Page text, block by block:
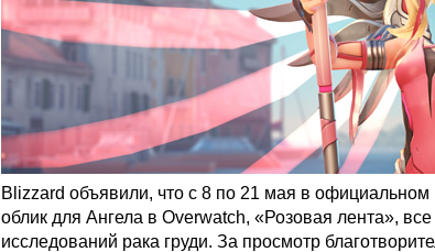
Blizzard объявили, что с 8 по 21 мая в официальном
облик для Ангела в Overwatch, «Розовая лента»,
исследований рака груди. За просмотр